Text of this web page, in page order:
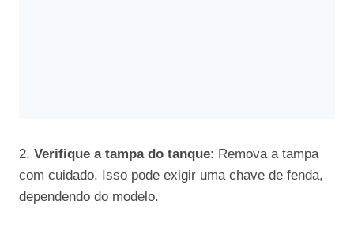
2. Verifique a tampa do tanque: Remova a tampa
com cuidado. Isso pode exigir uma chave de fenda,
dependendo do modelo.